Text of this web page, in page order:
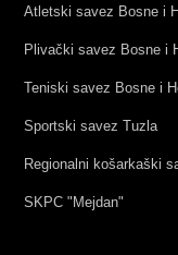
Atletski savez Bosne i
Plivački savez Bosne i
Teniski savez Bosne i
Sportski savez Tuzla
Regionalni košarkaški
SKPC "Mejdan"